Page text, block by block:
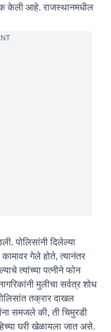
केली आहे. राजस्थानमधील
पोलिसांनी दिलेल्या
गेले होते, त्यानंतर
त्यांच्या पत्नीने फोन
मुलीचा सर्वत्र शोध
तक्रार दाखल
समजले की, ती चिमुरडी
घरी खेळायला जात असे.